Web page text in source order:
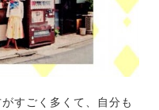
すごく多くて、自分も